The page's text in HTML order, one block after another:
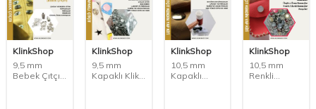
KlinkShop
9,5 mm
Bebek Çıtçıtı
KlinkShop
9,5 mm
Kapaklı Klikıt
KlinkShop
10,5 mm
Kapaklı
KlinkShop
10,5 mm
Renkli